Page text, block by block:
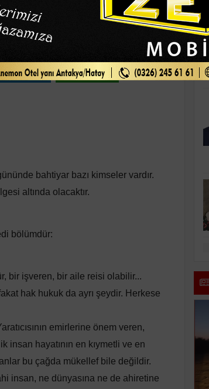
Linkedin WhatsApp
bahtiyar bazı kimseler vardır.
altında olacaktır.
bölümdür:
bir işveren, bir aile reisi olabilir...
hak hukuk da ayrı şeydir. Herkese
emirlerine önem veren,
insan hayatının en kıymetli ve en
bu çağda mükellef bile değildir.
insan, ne dünyasına ne de ahiretine